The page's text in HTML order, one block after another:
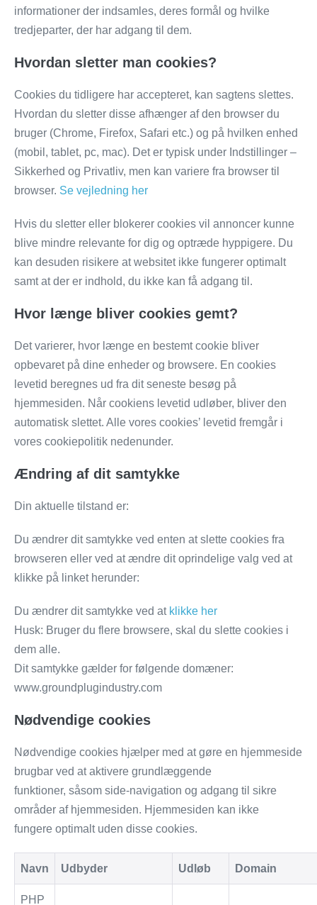
informationer der indsamles, deres formål og hvilke
tredjeparter, der har adgang til dem.
Hvordan sletter man cookies?
Cookies du tidligere har accepteret, kan sagtens slettes.
Hvordan du sletter disse afhænger af den browser du
bruger (Chrome, Firefox, Safari etc.) og på hvilken enhed
(mobil, tablet, pc, mac). Det er typisk under Indstillinger –
Sikkerhed og Privatliv, men kan variere fra browser til
browser. Se vejledning her
Hvis du sletter eller blokerer cookies vil annoncer kunne
blive mindre relevante for dig og optræde hyppigere. Du
kan desuden risikere at websitet ikke fungerer optimalt
samt at der er indhold, du ikke kan få adgang til.
Hvor længe bliver cookies gemt?
Det varierer, hvor længe en bestemt cookie bliver
opbevaret på dine enheder og browsere. En cookies
levetid beregnes ud fra dit seneste besøg på
hjemmesiden. Når cookiens levetid udløber, bliver den
automatisk slettet. Alle vores cookies’ levetid fremgår i
vores cookiepolitik nedenunder.
Ændring af dit samtykke
Din aktuelle tilstand er:
Du ændrer dit samtykke ved enten at slette cookies fra
browseren eller ved at ændre dit oprindelige valg ved at
klikke på linket herunder:
Du ændrer dit samtykke ved at klikke her
Husk: Bruger du flere browsere, skal du slette cookies i
dem alle.
Dit samtykke gælder for følgende domæner:
www.groundplugindustry.com
Nødvendige cookies
Nødvendige cookies hjælper med at gøre en hjemmeside
brugbar ved at aktivere grundlæggende
funktioner, såsom side-navigation og adgang til sikre
områder af hjemmesiden. Hjemmesiden kan ikke
fungere optimalt uden disse cookies.
Navn Udbyder Udløb Domain
PHP